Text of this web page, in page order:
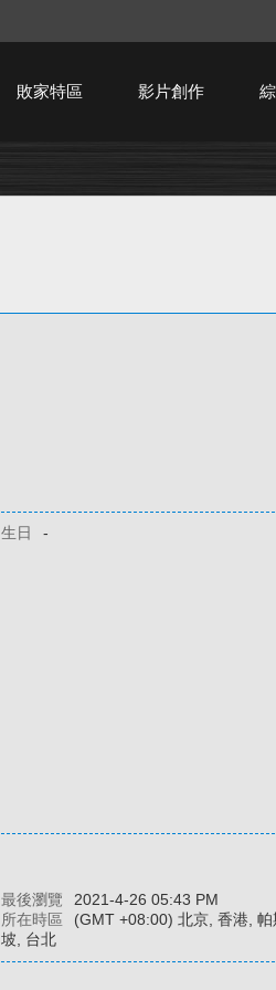
敗家特區 影片創作
生日 -
最後瀏覽
2021-4-26 05:43 PM
所在時區
(GMT +08:00) 北京, 香港, 帕
坡, 台北